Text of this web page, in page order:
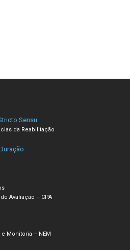
Sensu
da Reabilitação
Avaliação – CPA
Monitoria – NEM